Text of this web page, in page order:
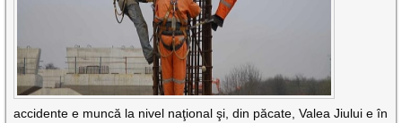
accidente e muncă la nivel naţional şi, din păcate, Valea Jiului e în